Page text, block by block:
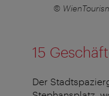
©
15
Der